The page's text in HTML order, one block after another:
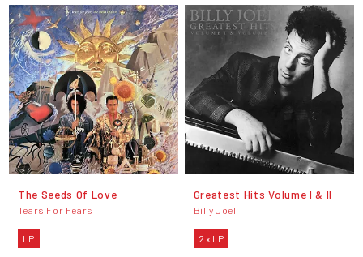
The Seeds Of Love
Tears For Fears
LP
Greatest Hits Volume I & II
Billy Joel
2 x LP